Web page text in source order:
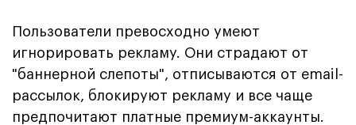
Пользователи превосходно умеют
игнорировать рекламу. Они страдают от
"баннерной слепоты", отписываются от email-
рассылок, блокируют рекламу и все чаще
предпочитают платные премиум-аккаунты.